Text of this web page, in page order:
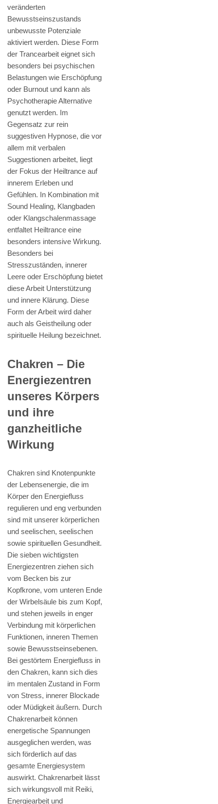
veränderten
Bewusstseinszustands
unbewusste Potenziale
aktiviert werden. Diese Form
der Trancearbeit eignet sich
besonders bei psychischen
Belastungen wie Erschöpfung
oder Burnout und kann als
Psychotherapie Alternative
genutzt werden. Im
Gegensatz zur rein
suggestiven Hypnose, die vor
allem mit verbalen
Suggestionen arbeitet, liegt
der Fokus der Heiltrance auf
innerem Erleben und
Gefühlen. In Kombination mit
Sound Healing, Klangbaden
oder Klangschalenmassage
entfaltet Heiltrance eine
besonders intensive Wirkung.
Besonders bei
Stresszuständen, innerer
Leere oder Erschöpfung bietet
diese Arbeit Unterstützung
und innere Klärung. Diese
Form der Arbeit wird daher
auch als Geistheilung oder
spirituelle Heilung bezeichnet.
Chakren – Die
Energiezentren
unseres Körpers
und ihre
ganzheitliche
Wirkung
Chakren sind Knotenpunkte
der Lebensenergie, die im
Körper den Energiefluss
regulieren und eng verbunden
sind mit unserer körperlichen
und seelischen, seelischen
sowie spirituellen Gesundheit.
Die sieben wichtigsten
Energiezentren ziehen sich
vom Becken bis zur
Kopfkrone, vom unteren Ende
der Wirbelsäule bis zum Kopf,
und stehen jeweils in enger
Verbindung mit körperlichen
Funktionen, inneren Themen
sowie Bewusstseinsebenen.
Bei gestörtem Energiefluss in
den Chakren, kann sich dies
im mentalen Zustand in Form
von Stress, innerer Blockade
oder Müdigkeit äußern. Durch
Chakrenarbeit können
energetische Spannungen
ausgeglichen werden, was
sich förderlich auf das
gesamte Energiesystem
auswirkt. Chakrenarbeit lässt
sich wirkungsvoll mit Reiki,
Energiearbeit und